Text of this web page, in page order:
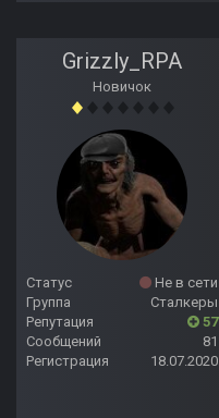
Grizzly_RPA
Новичок
Статус
Не в сети
Группа
Сталкеры
Репутация
57
Сообщений
81
Регистрация
18.07.2020